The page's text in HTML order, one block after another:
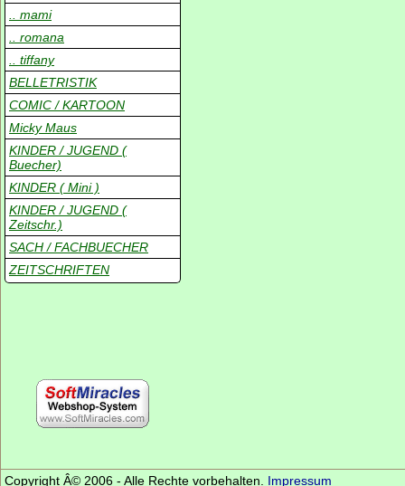
.. mami
.. romana
.. tiffany
BELLETRISTIK
COMIC / KARTOON
Micky Maus
KINDER / JUGEND (
Buecher)
KINDER ( Mini )
KINDER / JUGEND (
Zeitschr.)
SACH / FACHBUECHER
ZEITSCHRIFTEN
Copyright Â© 2006 - Alle Rechte vorbehalten. Impressum